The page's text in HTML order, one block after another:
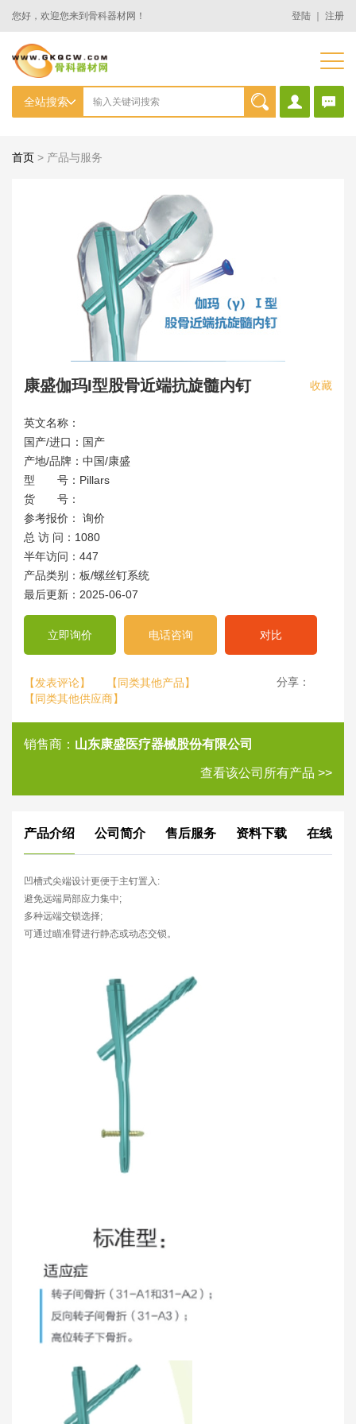
您好，欢迎您来到骨科器材网！ 登陆 注册
首页 > 产品与服务
康盛伽玛I型股骨近端抗旋髓内钉 收藏
英文名称：
国产/进口：国产
产地/品牌：中国/康盛
型 号：Pillars
货 号：
参考报价： 询价
总 访 问：1080
半年访问：447
产品类别：板/螺丝钉系统
最后更新：2025-06-07
立即询价 电话咨询 对比
【发表评论】
【同类其他产品】
【同类其他供应商】
分享：
销售商： 山东康盛医疗器械股份有限公司
查看该公司所有产品 >>
产品介绍 公司简介 售后服务 资料下载 在线评
凹槽式尖端设计更便于主钉置入:
避免远端局部应力集中;
多种远端交锁选择;
可通过瞄准臂进行静态或动态交锁。